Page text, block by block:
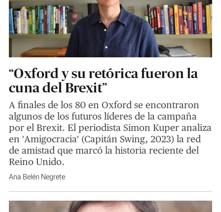
“Oxford y su retórica fueron la
cuna del Brexit”
A finales de los 80 en Oxford se encontraron
algunos de los futuros líderes de la campaña
por el Brexit. El periodista Simon Kuper analiza
en 'Amigocracia' (Capitán Swing, 2023) la red
de amistad que marcó la historia reciente del
Reino Unido.
Ana Belén Negrete